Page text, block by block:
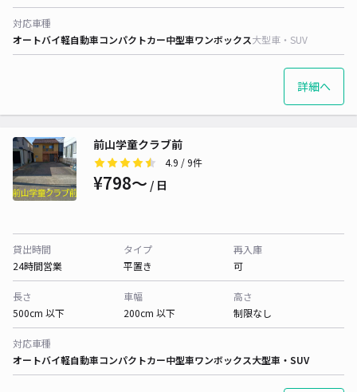
対応車種
オートバイ軽自動車コンパクトカー中型車ワンボックス大型車・SUV
詳細へ
前山学童クラブ前
4.9 / 9件
¥798〜 / 日
貸出時間
24時間営業
タイプ
平置き
再入庫
可
長さ
500cm 以下
車幅
200cm 以下
高さ
制限なし
対応車種
オートバイ軽自動車コンパクトカー中型車ワンボックス大型車・SUV